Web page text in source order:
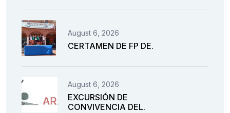
August 6, 2026
CERTAMEN DE FP DE.
August 6, 2026
EXCURSIÓN DE
CONVIVENCIA DEL.